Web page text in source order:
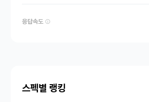
응답속도
스펙별 랭킹